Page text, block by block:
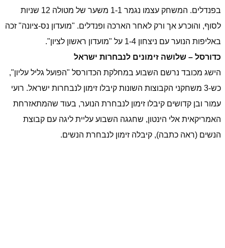
בפנדלים. המשחק עצמו נגמר 1-1 משער של מטולה 12 שניות
לסוף, והוכרע אך ורק לאחר הארכה ופנדלים. "מועדון נס-ציונה" זכה
באליפות הנוער עם ניצחון 1-4 על "מועדון ראשון לציון".
כדורסל – שלושה זימונים לנבחרות ישראל
הישג מכובד נרשם השבוע במחלקת הכדורסל "הפועל גליל עליון",
כש-3 משחקני הקבוצות השונות קיבלו זימון לנבחרות ישראל. רועי
עמור ובן קדושים קיבלו זימון לנבחרת הנוער, בעוד שהמתאזרחת
האמריקאית אלי הינטון, שחגגה השבוע עליית ליגה עם קבוצת
הנשים (ראה כתבה), קיבלה זימון לנבחרת הנשים.